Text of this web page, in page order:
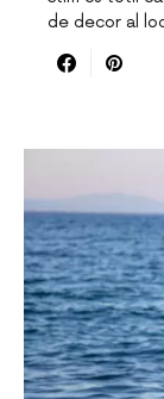
de decor al